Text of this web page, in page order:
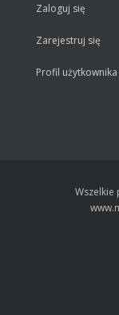
Zaloguj się
Zarejestruj się
Profil użytkownika
Wszelkie